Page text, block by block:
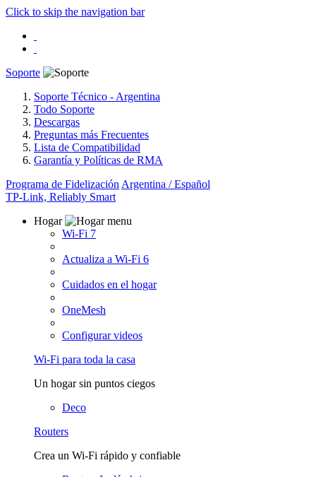
Click to skip the navigation bar
Soporte
Soporte Técnico - Argentina
Todo Soporte
Descargas
Preguntas más Frecuentes
Lista de Compatibilidad
Garantía y Políticas de RMA
Programa de Fidelización Argentina / Español
TP-Link, Reliably Smart
Hogar
Wi-Fi 7
Actualiza a Wi-Fi 6
Cuidados en el hogar
OneMesh
Configurar videos
Wi-Fi para toda la casa
Un hogar sin puntos ciegos
Deco
Routers
Crea un Wi-Fi rápido y confiable